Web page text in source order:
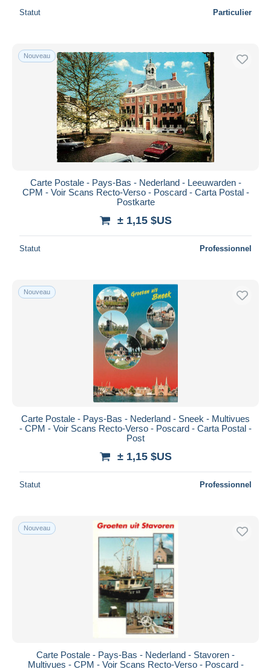
Statut Particulier
Nouveau
Carte Postale - Pays-Bas - Nederland - Leeuwarden -
CPM - Voir Scans Recto-Verso - Poscard - Carta Postal -
Postkarte
± 1,15 $US
Statut Professionnel
Nouveau
Carte Postale - Pays-Bas - Nederland - Sneek - Multivues
- CPM - Voir Scans Recto-Verso - Poscard - Carta Postal -
Post
± 1,15 $US
Statut Professionnel
Nouveau
Carte Postale - Pays-Bas - Nederland - Stavoren -
Multivues - CPM - Voir Scans Recto-Verso - Poscard -